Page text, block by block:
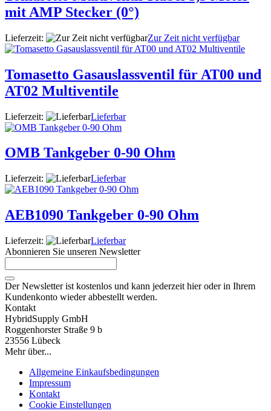
mit AMP Stecker (0°)
Lieferzeit: Zur Zeit nicht verfügbar
Tomasetto Gasauslassventil für AT00 und
AT02 Multiventile
Lieferzeit: Lieferbar
OMB Tankgeber 0-90 Ohm
Lieferzeit: Lieferbar
AEB1090 Tankgeber 0-90 Ohm
Lieferzeit:
Lieferbar
Abonnieren Sie unseren Newsletter
Der Newsletter ist kostenlos und kann jederzeit hier oder in Ihrem
Kundenkonto wieder abbestellt werden.
Kontakt
HybridSupply GmbH
Roggenhorster Straße 9 b
23556 Lübeck
Mehr über...
Allgemeine Einkaufsbedingungen
Impressum
Kontakt
Cookie Einstellungen